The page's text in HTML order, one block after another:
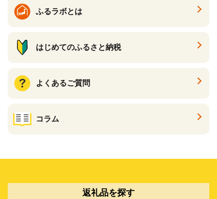
ふるラボとは
はじめてのふるさと納税
よくあるご質問
コラム
返礼品を探す